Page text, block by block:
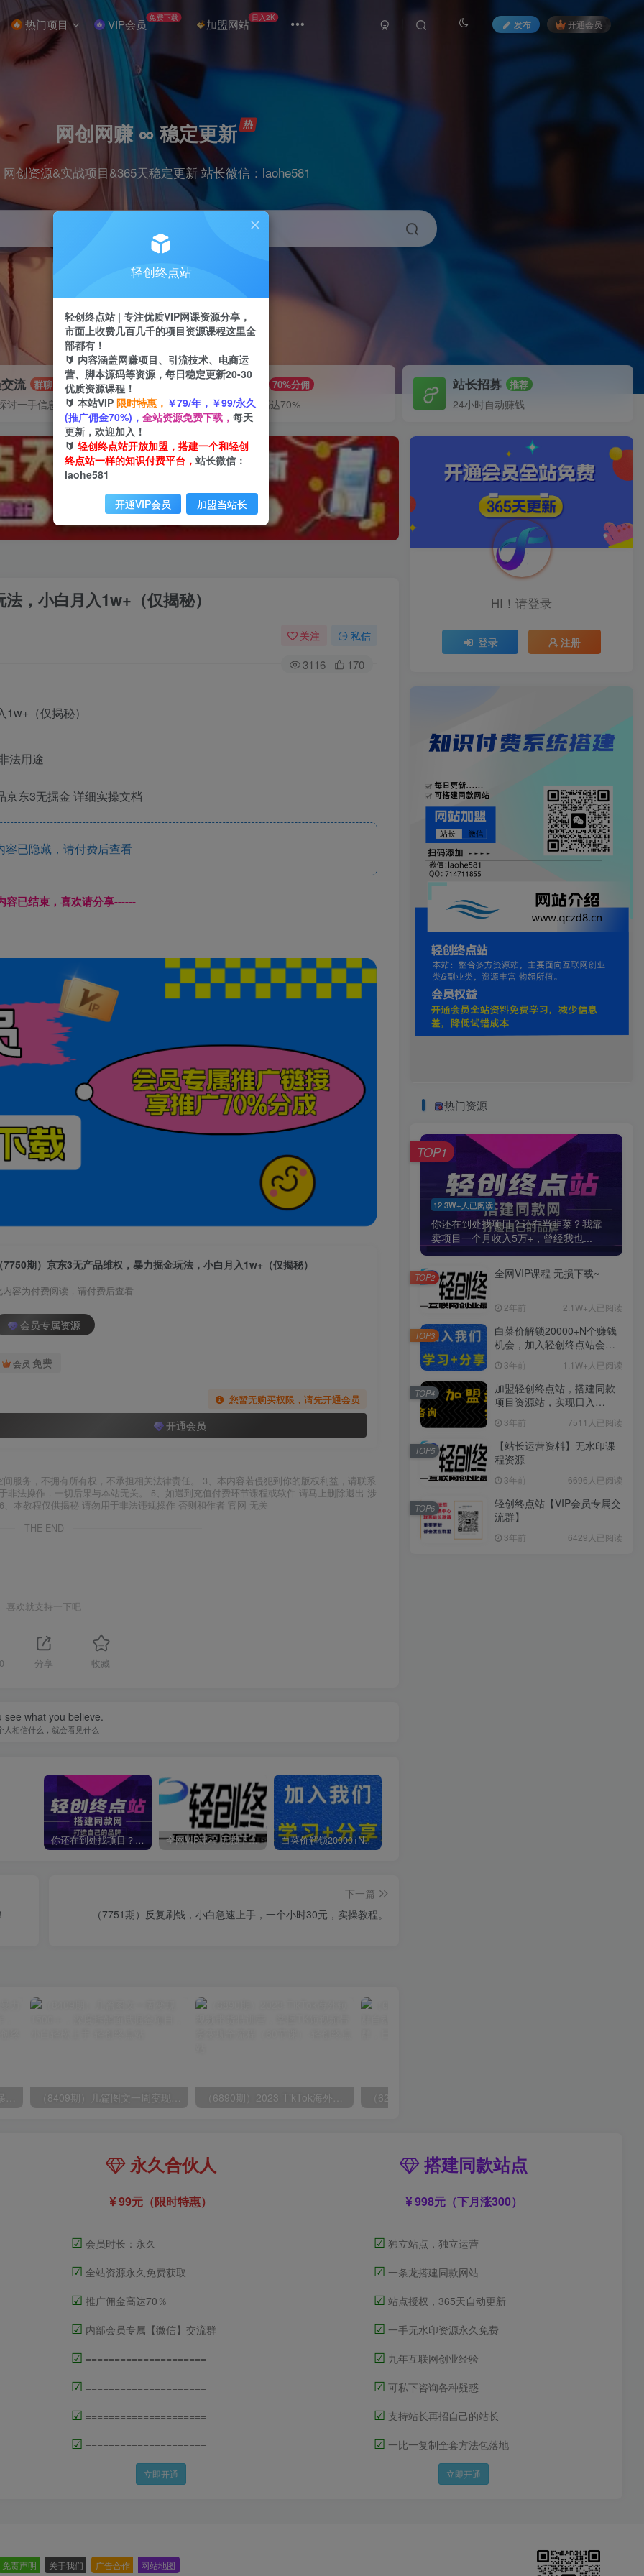
热门项目 VIP会员 免费下载 加盟网站 日入2K
发布 开通会员
网创网赚 ∞ 稳定更新
网创资源&实战项目&365天稳定更新 站长微信：laohe581
剪辑 引流 带货
流 群聊
讨一手信息差
推广赚钱 70%分佣
推广返佣高达70%
站长招募 推荐
24小时自动赚钱
，小白月入1w+（仅揭秘）
关注 私信
3116 170
法用途
京东3无掘金 详细实操文档
已隐藏，请付费后查看
容已结束，喜欢请分享------
7750期）京东3无产品维权，暴力掘金玩法，小白月入1w+（仅揭秘）
内容为付费阅读，请付费后查看
会员专属资源
会员 免费
您暂无购买权限，请先开通会员
开通会员
服务，不拥有所有权，不承担相关法律责任。 3、本内容若侵犯到你的版权利益，请联系
法操作，一切后果与本站无关。 5、如遇到充值付费环节课程或软件 请马上删除退出 涉
本教程仅供揭秘 请勿用于非法违规操作 否则和作者 官网 无关
THE END
喜欢就支持一下吧
分享 收藏
see what you believe.
人相信什么，就会看见什么
你还在到处找项目？还在当韭菜？我靠卖项目一个月收入5万+，曾经我也是个失败者。 全网VIP课程 无损下载~ 白菜价解锁20000+N个赚钱机会，加入轻创终点站会员，全站资源免费学习。
下一篇
（7751期）反复刷钱，小白急速上手，一个小时30元，实操教程。
（9420期）最新短剧玩法，暴力变现日入1000+私域零成本操作，全程干货（附1400G短剧） （8409期）几篇图文一周变现1500＋，深度拆解面试掘金项目，小白轻松上手 （6890期）2023-TikTok海外短视频带货特训营，掌握TK短视频带货变现全流程（60节课）
HI！请登录
登录 注册
热门资源
12.3W+人已阅读
你还在到处找项目？还在当韭菜？我靠
卖项目一个月收入5万+，曾经我也...
TOP1
全网VIP课程 无损下载~
2年前 2.1W+人已阅读
TOP2
白菜价解锁20000+N个赚钱
机会，加入轻创终点站会
3年前 1.1W+人已阅读
TOP3
加盟轻创终点站，搭建同款
项目资源站，实现日入
3年前 7511人已阅读
TOP4
【站长运营资料】无水印课
程资源
3年前 6696人已阅读
TOP5
轻创终点站【VIP会员专属交
流群】
3年前 6429人已阅读
TOP6
永久合伙人
99元（限时特惠）
☑ 会员时长：永久
☑ 全站资源永久免费获取
☑ 推广佣金高达70％
☑ 内部会员专属【微信】交流群
☑ =====================
☑ =====================
☑ =====================
☑ =====================
立即开通
搭建同款站点
998元（下月涨300）
☑ 独立站点，独立运营
☑ 一条龙搭建同款网站
☑ 站点授权，365天自动更新
☑ 一手无水印资源永久免费
☑ 九年互联网创业经验
☑ 可私下咨询各种疑惑
☑ 支持站长再招自己的站长
☑ 一比一复制全套方法包落地
立即开通
免责声明 关于我们 广告合作 网站地图
轻创终点站
轻创终点站 | 专注优质VIP网课资源分享，
市面上收费几百几千的项目资源课程这里全
部都有！
🔰 内容涵盖网赚项目、引流技术、电商运
营、脚本源码等资源，每日稳定更新20-30
优质资源课程！
🔰 本站VIP 限时特惠， ￥79/年，￥99/永久
(推广佣金70%)， 全站资源免费下载， 每天
更新，欢迎加入！
🔰 轻创终点站开放加盟，搭建一个和轻创
终点站一样的知识付费平台， 站长微信：
laohe581
开通VIP会员 加盟当站长